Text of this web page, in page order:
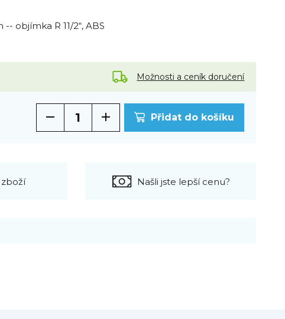
objímka R 11/2“, ABS
Možnosti a ceník doručení
Přidat do košíku
Našli jste lepší cenu?